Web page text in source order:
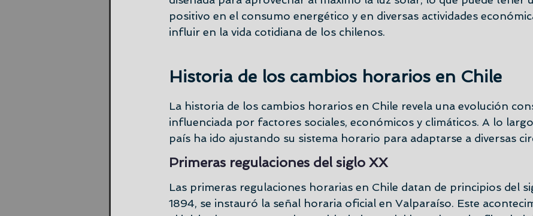
positivo en el consumo energético y en diversas actividades
influir en la vida cotidiana de los chilenos.
Historia de los cambios horarios en Chile
La historia de los cambios horarios en Chile revela una evolución
influenciada por factores sociales, económicos y climáticos. A lo
país ha ido ajustando su sistema horario para adaptarse a diversas
Primeras regulaciones del siglo XX
Las primeras regulaciones horarias en Chile datan de principios del
1894, se instauró la señal horaria oficial en Valparaíso. Este